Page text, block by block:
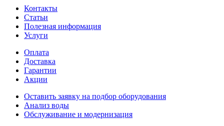
Контакты
Статьи
Полезная информация
Услуги
Оплата
Доставка
Гарантии
Акции
Оставить заявку на подбор оборудования
Анализ воды
Обслуживание и модернизация